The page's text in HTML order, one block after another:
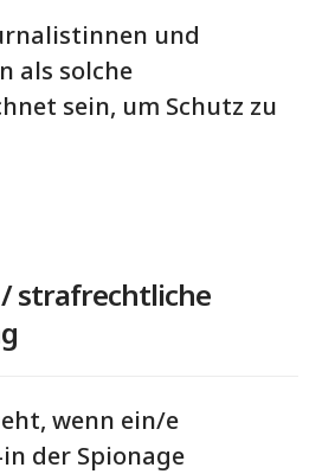
und
als solche
sein, um Schutz zu
strafrechtliche
wenn ein/e
der Spionage